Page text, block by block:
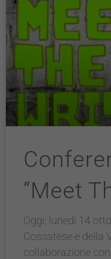
“Meet
Oggi, lunedì 14
Cossatese e della
collaborazione